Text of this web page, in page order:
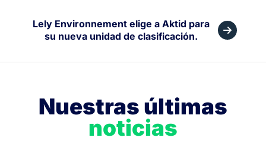
Lely Environnement elige a Aktid para
su nueva unidad de clasificación.
Nuestras últimas
noticias